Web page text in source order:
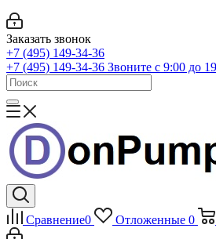
Заказать звонок
+7 (495) 149-34-36
+7 (495) 149-34-36 Звоните с 9:00 до
Сравнение0 Отложенные 0